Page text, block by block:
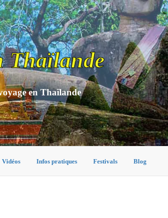
Thaïlande
en Thaïlande
Vidéos Infos pratiques Festivals Blog